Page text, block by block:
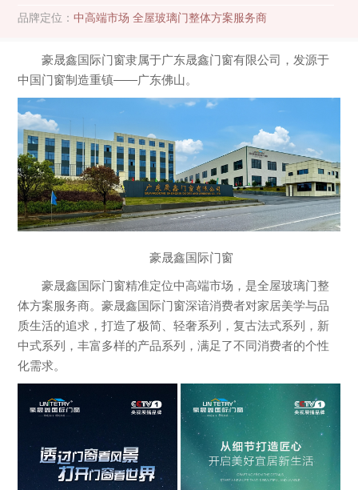
品牌定位：中高端市场 全屋玻璃门整体方案服务商
豪晟鑫国际门窗隶属于广东晟鑫门窗有限公司，发源于
中国门窗制造重镇——广东佛山。
豪晟鑫国际门窗
豪晟鑫国际门窗精准定位中高端市场，是全屋玻璃门整
体方案服务商。豪晟鑫国际门窗深谙消费者对家居美学与品
质生活的追求，打造了极简、轻奢系列，复古法式系列，新
中式系列，丰富多样的产品系列，满足了不同消费者的个性
化需求。